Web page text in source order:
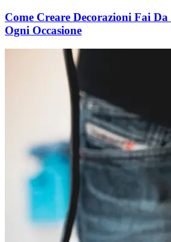
Come Creare Decorazioni Fai
Ogni Occasione